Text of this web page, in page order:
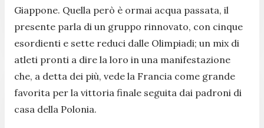
Giappone. Quella però è ormai acqua passata, il
presente parla di un gruppo rinnovato, con cinque
esordienti e sette reduci dalle Olimpiadi; un mix di
atleti pronti a dire la loro in una manifestazione
che, a detta dei più, vede la Francia come grande
favorita per la vittoria finale seguita dai padroni di
casa della Polonia.